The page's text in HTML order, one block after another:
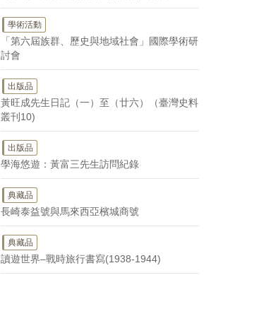
學術活動
「第六屆族群、歷史與地域社會」國際學術研
討會
出版品
黃旺成先生日記（一）至（廿六）（臺灣史料
叢刊10)
出版品
學海悠遊：黃富三先生訪問紀錄
典藏品
長崎泰益號與馬來西亞檳城商號
典藏品
讀遊世界–戰時旅行書寫(1938-1944)